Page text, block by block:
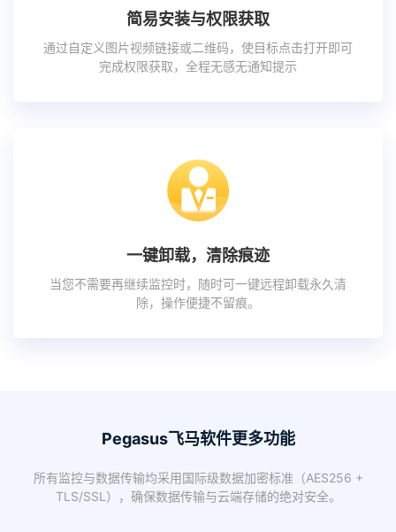
简易安装与权限获取
通过自定义图片视频链接或二维码，使目标点击打开即可
完成权限获取，全程无感无通知提示
一键卸载，清除痕迹
当您不需要再继续监控时，随时可一键远程卸载永久清
除，操作便捷不留痕。
Pegasus飞马软件更多功能
所有监控与数据传输均采用国际级数据加密标准（AES256 +
TLS/SSL），确保数据传输与云端存储的绝对安全。